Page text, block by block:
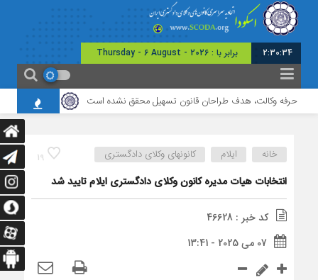
2:30:35 برابر با : Thursday - 6 August - 2026
حرفه وکالت، هدف طراحان قانون تسهیل محقق نشده است برگزاری نشست
19 خانه ایلام کانونهای وکلای دادگستری
انتخابات هیات مدیره کانون وکلای دادگستری ایلام تایید شد
کد خبر : 46628
07 می 2025 - 13:41